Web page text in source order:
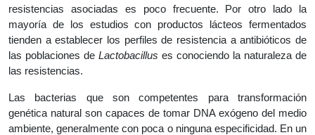
resistencias asociadas es poco frecuente. Por otro lado la
mayoría de los estudios con productos lácteos fermentados
tienden a establecer los perfiles de resistencia a antibióticos de
las poblaciones de Lactobacillus es conociendo la naturaleza de
las resistencias.
Las bacterias que son competentes para transformación
genética natural son capaces de tomar DNA exógeno del medio
ambiente, generalmente con poca o ninguna especificidad. En un